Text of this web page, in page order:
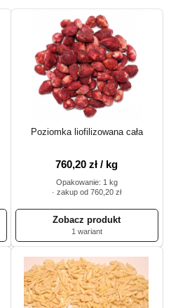
Poziomka liofilizowana cała
760,20 zł / kg
Opakowanie: 1 kg
· zakup od 760,20 zł
1 wariant